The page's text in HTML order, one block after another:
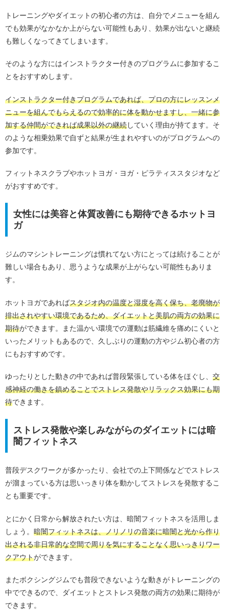
トレーニングやダイエットの初心者の方は、自分でメニューを組ん
でも効果がなかなか上がらない可能性もあり、効果が出ないと継続
も難しくなってきてしまいます。
そのような方にはインストラクター付きのプログラムに参加するこ
とをおすすめします。
インストラクター付きプログラムであれば、プロの方にレッスンメ
ニューを組んでもらえるので効率的に体を動かせますし、一緒に参
加する仲間ができれば成果以外の継続していく理由が持てます。そ
のような相乗効果で自ずと結果が生まれやすいのがプログラムへの
参加です。
フィットネスクラブやホットヨガ・ヨガ・ピラティススタジオなど
がおすすめです。
女性には美容と体質改善にも期待できるホットヨ
ガ
ジムのマシントレーニングは慣れてない方にとっては続けることが
難しい場合もあり、思うような成果が上がらない可能性もありま
す。
ホットヨガであればスタジオ内の温度と湿度を高く保ち、老廃物が
排出されやすい環境であるため、ダイエットと美肌の両方の効果に
期待ができます。また温かい環境での運動は筋繊維を痛めにくいと
いったメリットもあるので、久しぶりの運動の方やジム初心者の方
にもおすすめです。
ゆったりとした動きの中であれば普段緊張している体をほぐし、 交
感神経の働きを鎮めることでストレス発散やリラックス効果にも期
待できます。
ストレス発散や楽しみながらのダイエットには暗
闇フィットネス
普段デスクワークが多かったり、会社での上下間係などでストレス
が溜まっている方は思いっきり体を動かしてストレスを発散するこ
とも重要です。
とにかく日常から解放されたい方は、暗闇フィットネスを活用しま
しょう。 暗闇フィットネスは、ノリノリの音楽に暗闇と光から作り
出される非日常的な空間で周りを気にすることなく思いっきりワー
クアウトができます。
またボクシングジムでも普段できないような動きがトレーニングの
中でできるので、ダイエットとストレス発散の両方の効果に期待が
できます。